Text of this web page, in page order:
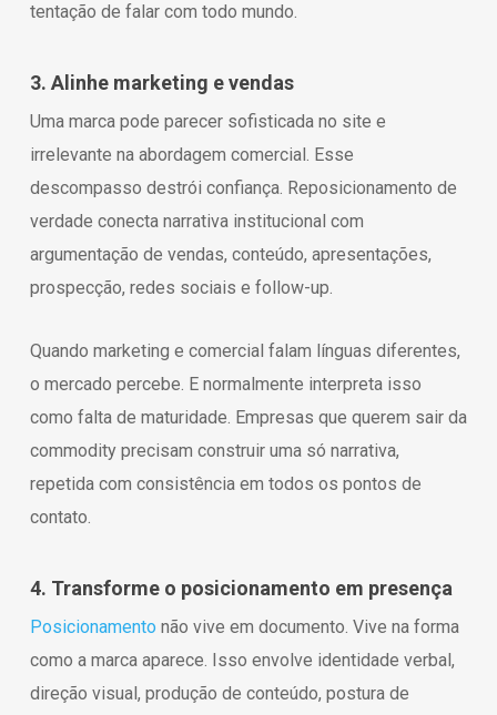
tentação de falar com todo mundo.
3. Alinhe marketing e vendas
Uma marca pode parecer sofisticada no site e
irrelevante na abordagem comercial. Esse
descompasso destrói confiança. Reposicionamento de
verdade conecta narrativa institucional com
argumentação de vendas, conteúdo, apresentações,
prospecção, redes sociais e follow-up.
Quando marketing e comercial falam línguas diferentes,
o mercado percebe. E normalmente interpreta isso
como falta de maturidade. Empresas que querem sair da
commodity precisam construir uma só narrativa,
repetida com consistência em todos os pontos de
contato.
4. Transforme o posicionamento em presença
Posicionamento não vive em documento. Vive na forma
como a marca aparece. Isso envolve identidade verbal,
direção visual, produção de conteúdo, postura de